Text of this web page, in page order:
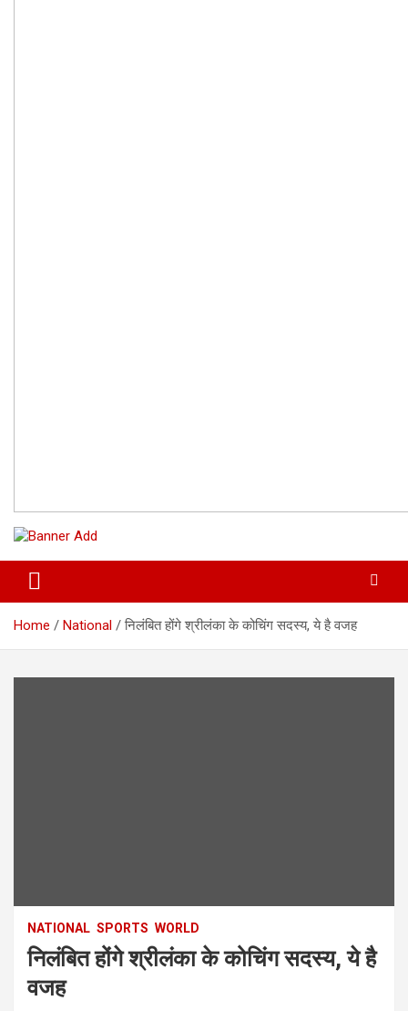
Home National निलंबित होंगे श्रीलंका के कोचिंग सदस्य, ये है वजह
NATIONAL SPORTS WORLD
निलंबित होंगे श्रीलंका के कोचिंग सदस्य, ये है
वजह